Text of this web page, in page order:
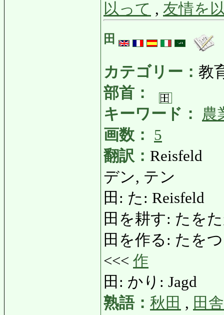
以って , 友情を
田
カテゴリー： 教
部首：
キーワード：
農
画数：
5
翻訳： Reisfeld
デン, テン
田: た: Reisfeld
田を耕す: たを
田を作る: たをつ
<<< 作
田: かり: Jagd
熟語： 秋田 , 田舎